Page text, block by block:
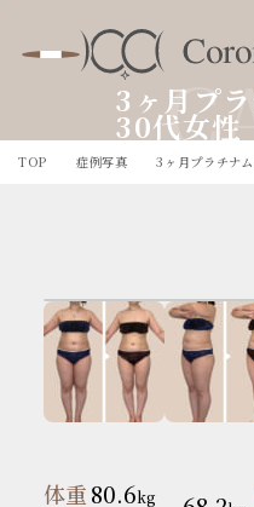
3ヶ月プ
30代女性
TOP 症例写真 3ヶ月プラチナ
体重80.6kg